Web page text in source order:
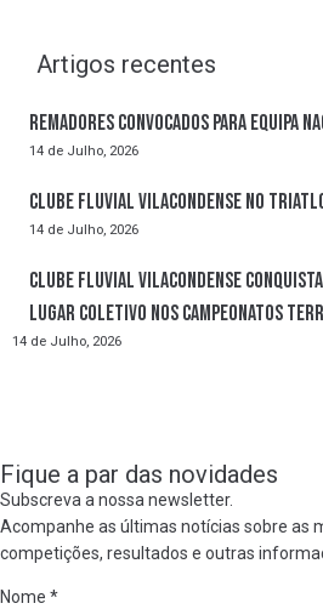
Artigos recentes
Remadores convocados para Equipa
14 de Julho, 2026
Clube Fluvial Vilacondense no
14 de Julho, 2026
Clube Fluvial Vilacondense conquista
lugar coletivo nos Campeonatos
14 de Julho, 2026
Fique a par das novidades
Subscreva a nossa newsletter.
Acompanhe as últimas notícias sobre as
competições, resultados e outras
Nome *